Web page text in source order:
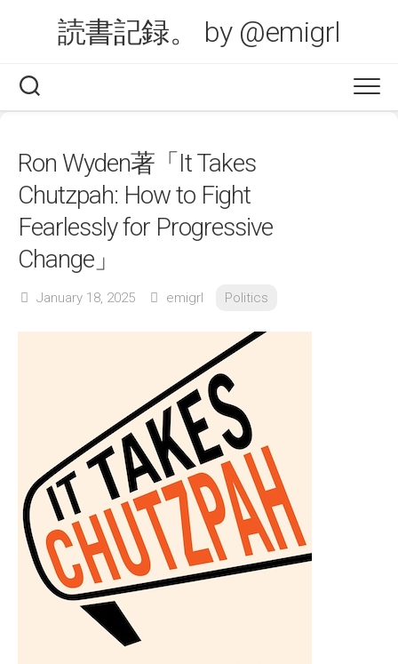
読書記録。 by @emigrl
Ron Wyden著「It Takes
Chutzpah: How to Fight
Fearlessly for Progressive
Change」
January 18, 2025 emigrl Politics